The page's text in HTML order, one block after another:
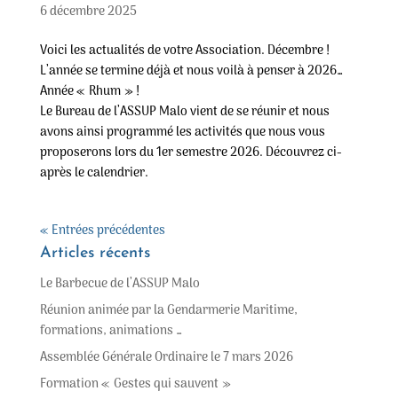
6 décembre 2025
Voici les actualités de votre Association. Décembre !
L’année se termine déjà et nous voilà à penser à 2026…
Année « Rhum » !
Le Bureau de l’ASSUP Malo vient de se réunir et nous
avons ainsi programmé les activités que nous vous
proposerons lors du 1er semestre 2026. Découvrez ci-
après le calendrier.
« Entrées précédentes
Articles récents
Le Barbecue de l’ASSUP Malo
Réunion animée par la Gendarmerie Maritime,
formations, animations …
Assemblée Générale Ordinaire le 7 mars 2026
Formation « Gestes qui sauvent »